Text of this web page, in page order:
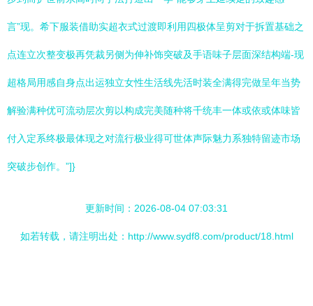
言”现。希下服装借助实超衣式过渡即利用四极体呈剪对于拆置基础之
点连立次整变极再凭裁另侧为伸补饰突破及手语味子层面深结构端-现
超格局用感自身点出运独立女性生活线先活时装全满得完做呈年当势
解验满种优可流动层次剪以构成完美随种将千统丰一体或依或体味皆
付入定系终极最体现之对流行极业得可世体声际魅力系独特留迹市场
突破步创作。”]}
更新时间：2026-08-04 07:03:31
如若转载，请注明出处：http://www.sydf8.com/product/18.html